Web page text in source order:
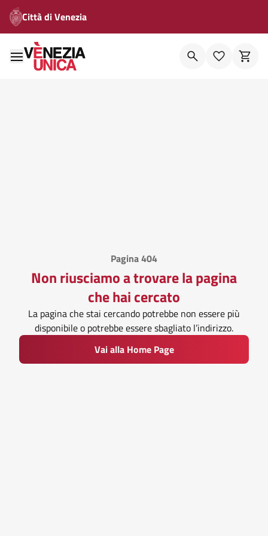
Città di Venezia
Pagina 404
Non riusciamo a trovare la pagina
che hai cercato
La pagina che stai cercando potrebbe non essere più
disponibile o potrebbe essere sbagliato l’indirizzo.
Vai alla Home Page